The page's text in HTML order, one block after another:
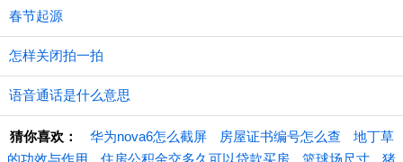
春节起源
怎样关闭拍一拍
语音通话是什么意思
猜你喜欢： 华为nova6怎么截屏 房屋证书编号怎么查
地丁草
的功效与作用
住房公积金交多久可以贷款买房 篮球场尺寸 猪